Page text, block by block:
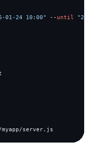
01-24 10:00" -- until